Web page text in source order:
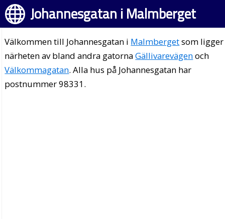
Johannesgatan i Malmberget
Välkommen till Johannesgatan i Malmbergetsom
närheten av bland andra gatornaGällivarevägenoch
Välkommagatan. Alla hus på Johannesgatan har
postnummer 98331.